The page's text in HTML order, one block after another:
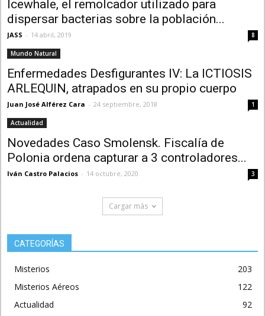
Icewhale, el remolcador utilizado para
dispersar bacterias sobre la población...
JASS - 14 abril, 2019 8
Mundo Natural
Enfermedades Desfigurantes IV: La ICTIOSIS
ARLEQUIN, atrapados en su propio cuerpo
Juan José Alférez Cara - 24 septiembre, 2018 1
Actualidad
Novedades Caso Smolensk. Fiscalía de
Polonia ordena capturar a 3 controladores...
Iván Castro Palacios - 14 octubre, 2020 3
Cargar más
CATEGORÍAS
Misterios
203
Misterios Aéreos
122
Actualidad
92